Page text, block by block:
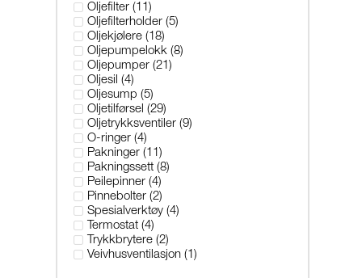
Oljefilter (11)
Oljefilterholder (5)
Oljekjølere (18)
Oljepumpelokk (8)
Oljepumper (21)
Oljesil (4)
Oljesump (5)
Oljetilførsel (29)
Oljetrykksventiler (9)
O-ringer (4)
Pakninger (11)
Pakningssett (8)
Peilepinner (4)
Pinnebolter (2)
Spesialverktøy (4)
Termostat (4)
Trykkbrytere (2)
Veivhusventilasjon (1)